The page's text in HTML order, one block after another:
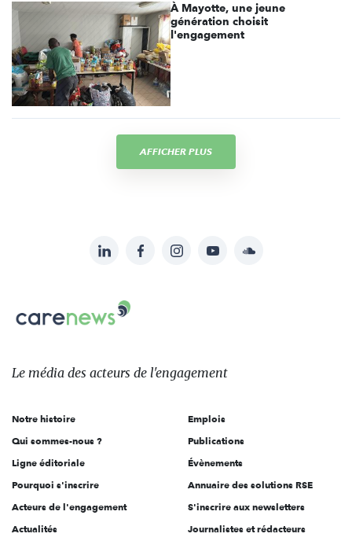
À Mayotte, une jeune
génération choisit
l'engagement
AFFICHER PLUS
sur:
LinkedInFacebookInstagramYouTubeSoundcloud
Le
des
l'engagement
Le média des acteurs de l'engagement
Notre histoire
Qui sommes-nous ?
Ligne éditoriale
Pourquoi s'inscrire
Acteurs de l'engagement
Actualités
Emplois
Publications
Évènements
Annuaire des solutions RSE
S'inscrire aux newsletters
Journalistes et rédacteurs